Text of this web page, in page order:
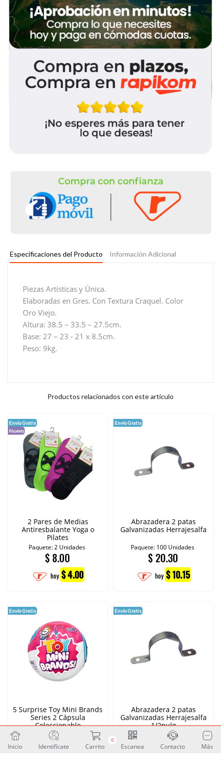
Especificaciones del Producto Información Adicional
Piezas Artísticas y Única.
Elaboradas en Gres. Con Textura Craquel. Color
Oro Viejo.
Altura: 38.5 – 33.5 – 27.5cm.
Base: 27 – 23 - 21 x 8.5cm.
Peso: 9kg.
Productos relacionados con este artículo
Envío Gratis
Nuevo
2 Pares de Medias
Antiresbalante Yoga o
Pilates
Paquete: 2 Unidades
$ 8.00
hoy $ 4.00
Envío Gratis
5 Surprise Toy Mini Brands
Series 2 Cápsula
Coleccionable
Unidades: 1
$16.50
Envío Gratis
Abrazadera 2 patas
Galvanizadas Herrajesalfa
Paquete: 100 Unidades
$ 20.30
hoy $ 10.15
Envío Gratis
Abrazadera 2 patas
Galvanizadas Herrajesalfa
1/2pulg
Unidad
20.30
Inicio Identifícate
0
Carrito Escanea Contacto Más